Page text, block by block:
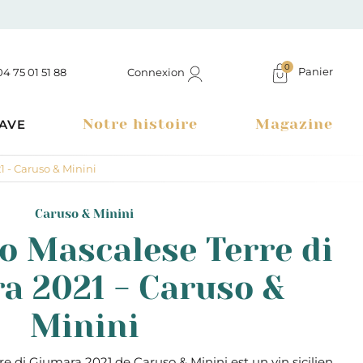
75 01 51 88 Connexion 0 Panier
Notre histoire Magazine
- Caruso & Minini
Caruso & Minini
Mascalese Terre di
2021 - Caruso &
Minini